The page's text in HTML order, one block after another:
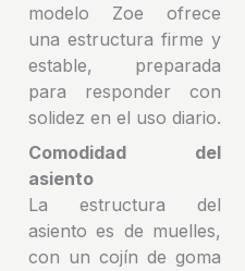
modelo Zoe ofrece
una estructura firme y
estable, preparada
para responder con
solidez en el uso diario.
Comodidad del
asiento
La estructura del
asiento es de muelles,
con un cojín de goma